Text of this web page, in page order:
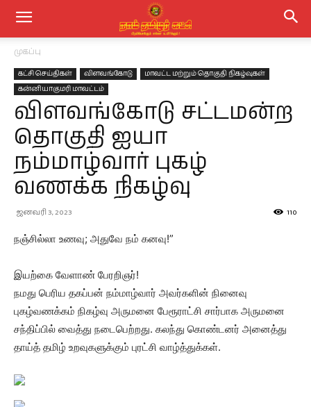
முகப்பு
கட்சி செய்திகள் விளவங்கோடு
மாவட்ட மற்றும் தொகுதி நிகழ்வுகள்
கன்னியாகுமரி மாவட்டம்
விளவங்கோடு சட்டமன்ற
தொகுதி ஐயா
நம்மாழ்வார் புகழ்
வணக்க நிகழ்வு
ஜனவரி 3, 2023 110
நஞ்சில்லா உணவு; அதுவே நம் கனவு!”
இயற்கை வேளாண் பேரறிஞர்!
நமது பெரிய தகப்பன் நம்மாழ்வார் அவர்களின் நினைவு
புகழ்வணக்கம் நிகழ்வு அருமனை பேரூராட்சி சார்பாக அருமனை
சந்திப்பில் வைத்து நடைபெற்றது. கலந்து கொண்டனர் அனைத்து
தாய்த் தமிழ் உறவுகளுக்கும் புரட்சி வாழ்த்துக்கள்.